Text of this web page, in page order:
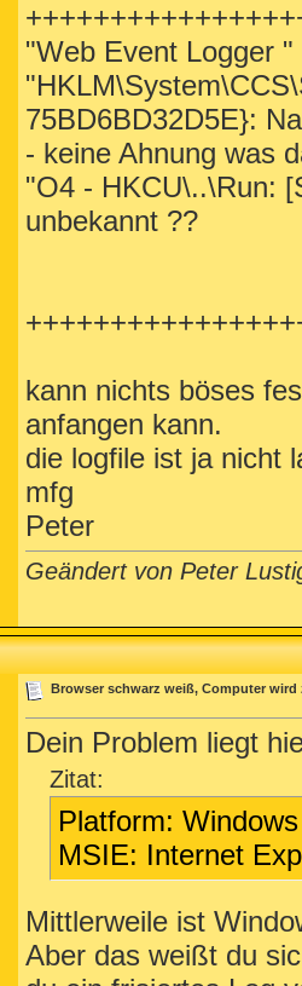
"Web Event Logger
75BD6BD32D5E}:
- keine Ahnung was
"O4 - HKCU\..\Run:
unbekannt ??
kann nichts böses
anfangen kann.
die logfile ist ja nicht
mfg
Peter
Geändert von Peter
Browser schwarz weiß, Computer wird
Dein Problem liegt
Zitat:
Platform:
MSIE: Internet
Mittlerweile ist
Aber das weißt du